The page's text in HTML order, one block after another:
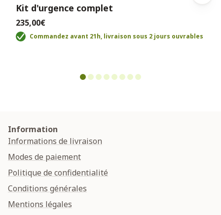
Kit d'urgence complet
235,00€
Commandez avant 21h, livraison sous 2 jours ouvrables
Information
Informations de livraison
Modes de paiement
Politique de confidentialité
Conditions générales
Mentions légales